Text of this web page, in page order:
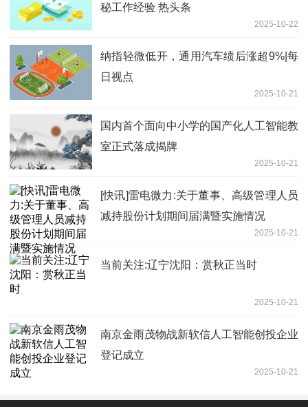
秘工作经验 热头条
2025-10-22
纳指轻微低开，通用汽车绩后涨超9%|每
日视点
2025-10-21
国内首个面向中小学的国产化人工智能教
室正式落成揭牌
2025-10-21
[快讯]雷电微力:关于董事、高级管理人员
减持股份计划期间届满暨实施情况
2025-10-21
当前关注:辽宁沈阳：赏秋正当时
2025-10-21
南京金雨茂物战新软信人工智能创投企业
登记成立
2025-10-21